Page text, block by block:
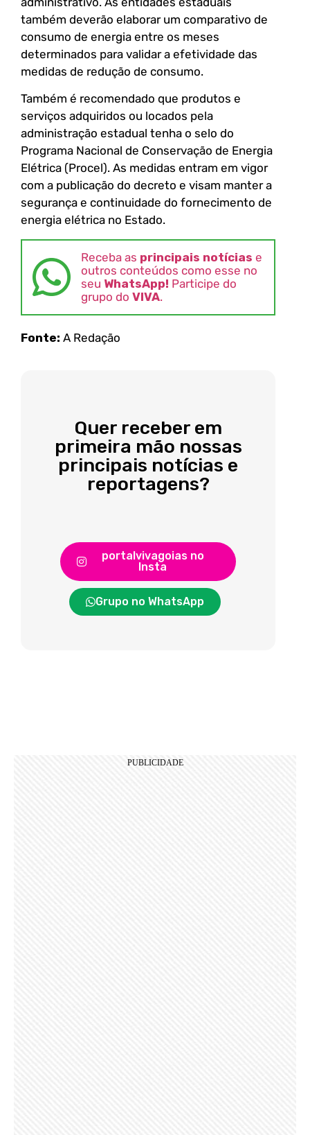
também deverão elaborar um comparativo de
consumo de energia entre os meses
determinados para validar a efetividade das
medidas de redução de consumo.
Também é recomendado que produtos e
serviços adquiridos ou locados pela
administração estadual tenha o selo do
Programa Nacional de Conservação de Energia
Elétrica (Procel). As medidas entram em vigor
com a publicação do decreto e visam manter a
segurança e continuidade do fornecimento de
energia elétrica no Estado.
Receba as principais notícias e
outros conteúdos como esse no
seu WhatsApp! Participe do
grupo do VIVA.
Fonte: A Redação
Quer receber em
primeira mão nossas
principais notícias e
reportagens?
portalvivagoias no
Insta
Grupo no WhatsApp